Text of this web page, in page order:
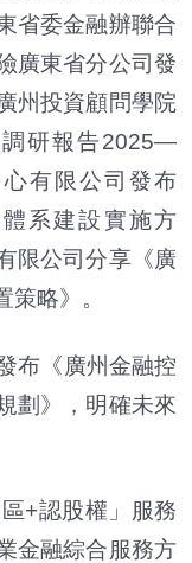
省委金融辦聯合
廣東省分公司發
州投資顧問學院
研報告2025—
有限公司發布
系建設實施方
限公司分享《廣
略》。
布《廣州金融控
劃》，明確未來
+認股權」服務
金融綜合服務方